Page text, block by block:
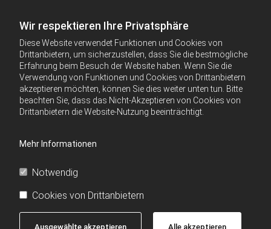
Wir respektieren Ihre Privatsphäre
Diese Website verwendet Funktionen und Cookies von
Drittanbietern, um sicherzustellen, dass Sie die bestmögliche
Erfahrung beim Besuch der Website haben. Wenn Sie die
Verwendung von Funktionen und Cookies von Drittanbietern
akzeptieren möchten, können Sie dies weiter unten tun. Bitte
beachten Sie, dass das Nicht-Akzeptieren von Cookies von
Drittanbietern die Website-Nutzung beeinträchtigt.
Mehr Informationen
Notwendig
Cookies von Drittanbietern
Ausgewählte akzeptieren Alle akzeptieren